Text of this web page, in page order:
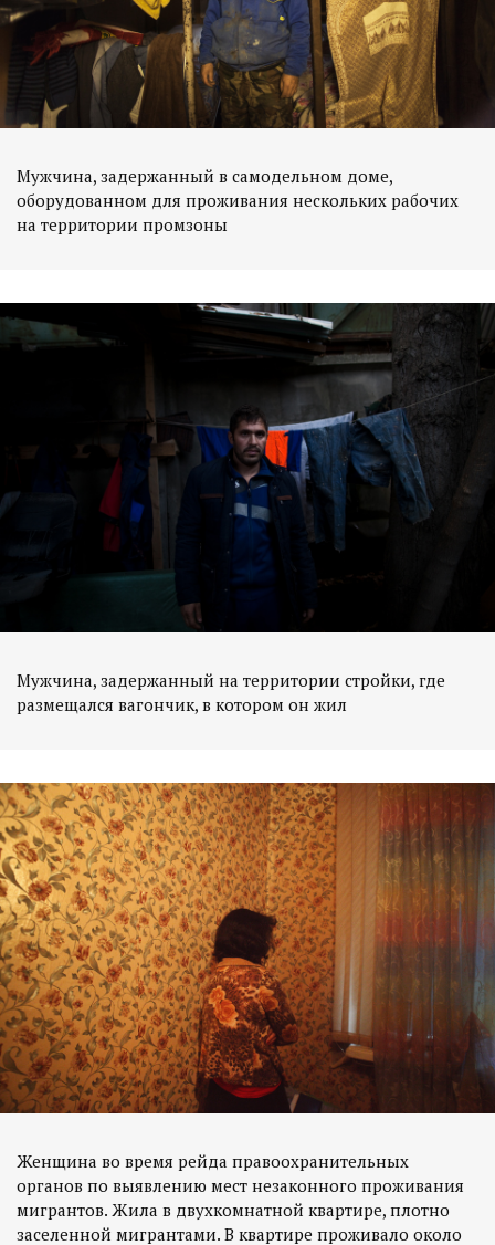
Мужчина, задержанный в самодельном доме,
оборудованном для проживания нескольких рабочих
на территории промзоны
Мужчина, задержанный на территории стройки, где
размещался вагончик, в котором он жил
Женщина во время рейда правоохранительных
органов по выявлению мест незаконного проживания
мигрантов. Жила в двухкомнатной квартире, плотно
заселенной мигрантами. В квартире проживало около